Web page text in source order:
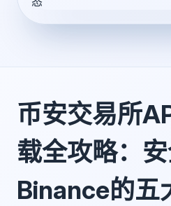
币安交易所
载全攻略：
Binance的五